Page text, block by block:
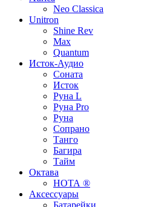
Neo Classica
Unitron
Shine Rev
Max
Quantum
Исток-Аудио
Соната
Исток
Руна L
Руна Pro
Руна
Сопрано
Танго
Багира
Тайм
Октава
НОТА ®
Аксессуары
Батарейки